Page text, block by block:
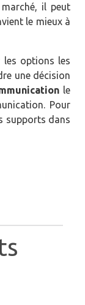
il peut
le mieux à
les options les
une décision
le
Pour
supports dans